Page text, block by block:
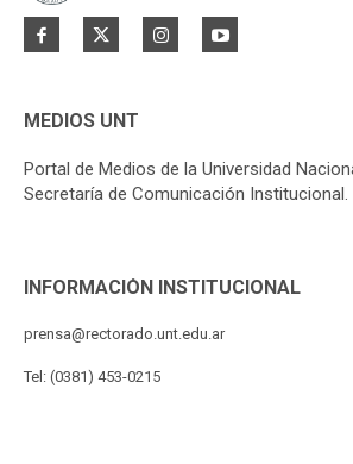
MEDIOS UNT
Portal de Medios de la Universidad
Secretaría de Comunicación Institucional.
INFORMACIÓN INSTITUCIONAL
prensa@rectorado.unt.edu.ar
Tel: (0381) 453-0215